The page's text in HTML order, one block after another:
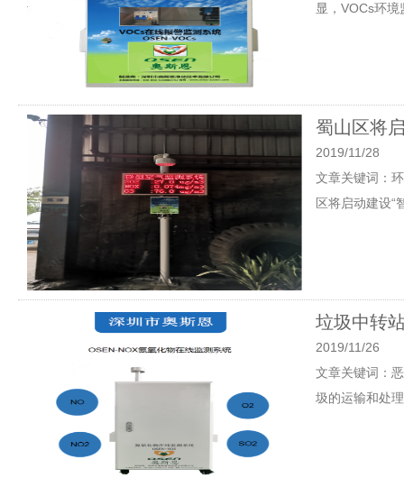
显，VOCs环
蜀山区将
2019/11/28
文章关键词：
区将启动建设“
垃圾中转
2019/11/26
文章关键词：
圾的运输和处